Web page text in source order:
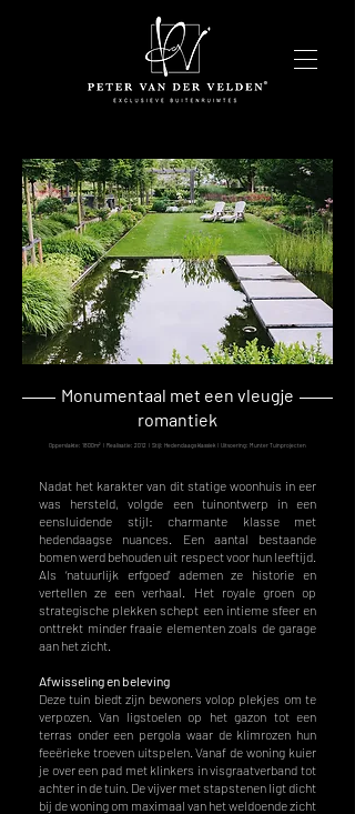
Monumentaal met een vleugje
romantiek
Oppervlakte: 1800m² I Realisatie: 2012 I Stijl: Hedendaags klassiek I Uitvoering: Munter Tuinprojecten
Nadat het karakter van dit statige woonhuis in eer
was hersteld, volgde een tuinontwerp in een
eensluidende stijl: charmante klasse met
hedendaagse nuances. Een aantal bestaande
bomen werd behouden uit respect voor hun leeftijd.
Als ‘natuurlijk erfgoed’ ademen ze historie en
vertellen ze een verhaal. Het royale groen op
strategische plekken schept een intieme sfeer en
onttrekt minder fraaie elementen zoals de garage
aan het zicht.
Afwisseling en beleving
Deze tuin biedt zijn bewoners volop plekjes om te
verpozen. Van ligstoelen op het gazon tot een
terras onder een pergola waar de klimrozen hun
feeërieke troeven uitspelen. Vanaf de woning kuier
je over een pad met klinkers in visgraatverband tot
achter in de tuin. De vijver met stapstenen ligt dicht
bij de woning om maximaal van het weldoende zicht